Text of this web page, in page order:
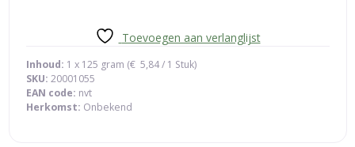
Toevoegen aan verlanglijst
Inhoud: 1 x 125 gram (€ 5,84/ 1 Stuk)
SKU: 20001055
EAN code: nvt
Herkomst: Onbekend